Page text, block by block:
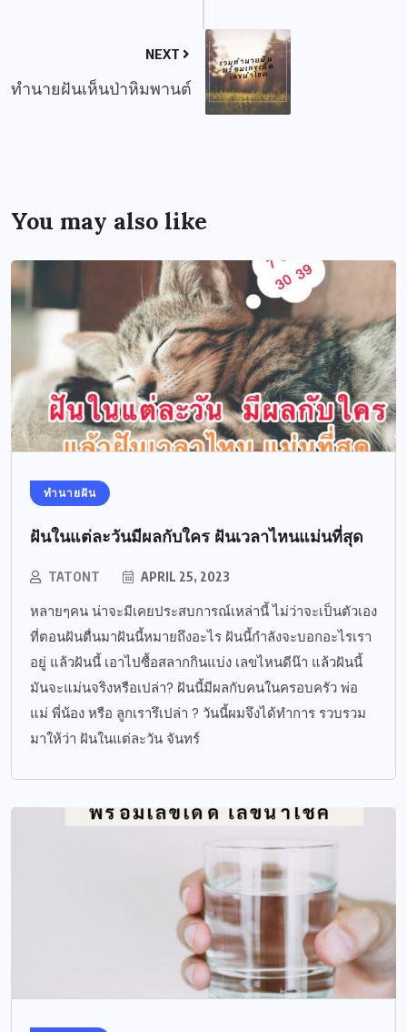
NEXT
ทำนายฝันเห็นป่าหิมพานต์
You may also like
ทำนายฝัน
ฝันในแต่ละวันมีผลกับใคร ฝันเวลาไหนแม่นที่สุด
TATONT APRIL 25, 2023
หลายๆคน น่าจะมีเคยประสบการณ์เหล่านี้ ไม่ว่าจะเป็นตัวเอง
ที่ตอนฝันตื่นมาฝันนี้หมายถึงอะไร ฝันนี้กำลังจะบอกอะไรเรา
อยู่ แล้วฝันนี้ เอาไปซื้อสลากกินแบ่ง เลขไหนดีน๊า แล้วฝันนี้
มันจะแม่นจริงหรือเปล่า? ฝันนี้มีผลกับคนในครอบครัว พ่อ
แม่ พี่น้อง หรือ ลูกเรารึเปล่า ? วันนี้ผมจึงได้ทำการ รวบรวม
มาให้ว่า ฝันในแต่ละวัน จันทร์